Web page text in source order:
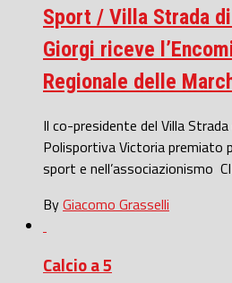
Sport / Villa Strada
Giorgi riceve
Regionale delle
Il co-presidente del Villa
Polisportiva Victoria premiato
sport e nell’associazionismo
ByGiacomo Grasselli
Calcio a 5